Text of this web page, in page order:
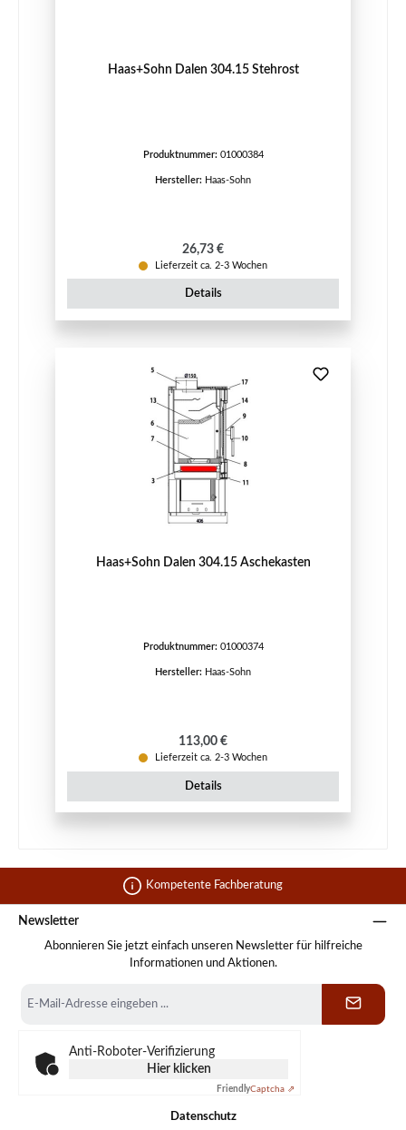
Haas+Sohn Dalen 304.15 Stehrost
Produktnummer: 01000384
Hersteller: Haas-Sohn
Regulärer Preis:
26,73 €
Lieferzeit ca. 2-3 Wochen
Details
Haas+Sohn Dalen 304.15 Aschekasten
Produktnummer: 01000374
Hersteller: Haas-Sohn
Regulärer Preis:
113,00 €
Lieferzeit ca. 2-3 Wochen
Details
Kompetente Fachberatung
Newsletter
Abonnieren Sie jetzt einfach unseren Newsletter für hilfreiche
Informationen und Aktionen.
Mail-
Anti-Roboter-Verifizierung
Hier klicken
FriendlyCaptcha ⇗
Datenschutz